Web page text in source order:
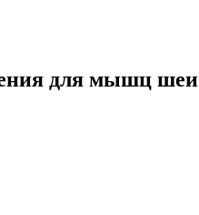
для мышц шеи